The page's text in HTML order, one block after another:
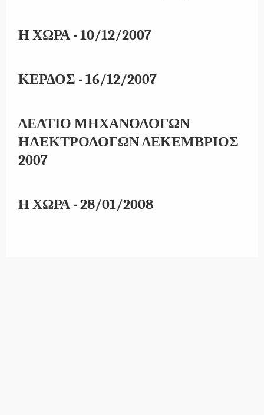
Η ΧΩΡΑ - 10/12/2007
ΚΕΡΔΟΣ - 16/12/2007
ΔΕΛΤΙΟ ΜΗΧΑΝΟΛΟΓΩΝ
ΗΛΕΚΤΡΟΛΟΓΩΝ ΔΕΚΕΜΒΡΙΟΣ
2007
Η ΧΩΡΑ - 28/01/2008